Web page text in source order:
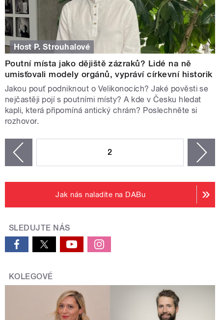
Host P. Strouhalové
Poutní místa jako dějiště zázraků? Lidé na ně
umisťovali modely orgánů, vypráví církevní historik
Jakou pouť podniknout o Velikonocích? Jaké pověsti se
nejčastěji pojí s poutními místy? A kde v Česku hledat
kapli, která připomíná antický chrám? Poslechněte si
rozhovor.
2
Jak nás naladíte na DABu
SLEDUJTE NÁS
KOLEGOVÉ